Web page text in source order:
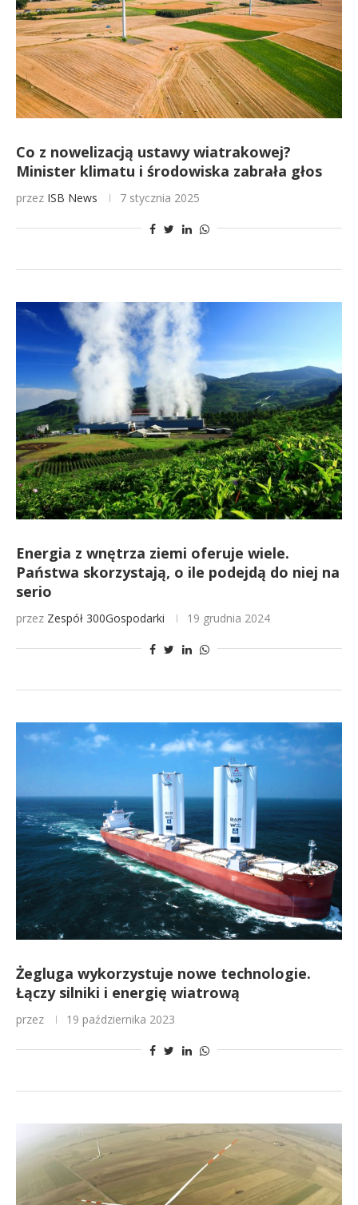
Co z nowelizacją ustawy wiatrakowej?
Minister klimatu i środowiska zabrała głos
przez ISB News 7 stycznia 2025
Energia z wnętrza ziemi oferuje wiele.
Państwa skorzystają, o ile podejdą do niej na
serio
przez Zespół 300Gospodarki 19 grudnia 2024
Żegluga wykorzystuje nowe technologie.
Łączy silniki i energię wiatrową
przez 19 października 2023